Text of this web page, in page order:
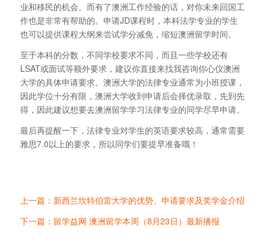
业和移民的机会。而有了澳洲工作经验的话，对你未来回国工
作也是非常有帮助的。申请JD课程时，本科法学专业的学生
也可以提供课程大纲来尝试学分减免，缩短澳洲留学时间。
至于本科的分数，不同学校要求不同，而且一些学校还有
LSAT或面试等额外要求，建议你直接来找我咨询你心仪澳洲
大学的具体申请要求。澳洲大学的法律专业通常为小班授课，
因此学位十分有限，澳洲大学收到申请后会择优录取，先到先
得，因此建议想要去澳洲留学学习法律专业的同学尽早申请。
最后再提醒一下，法律专业对学生的英语要求较高，通常需要
雅思7.0以上的要求，所以同学们要提早准备哦！
上一篇：新西兰坎特伯雷大学的优势、申请要求及奖学金介绍
下一篇：留学益网 澳洲留学本周（8月23日）最新播报